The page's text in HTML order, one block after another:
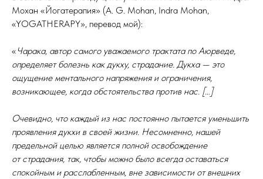
Мохан «Йогатерапия» (A. G. Mohan, Indra Mohan,
«YOGATHERAPY», перевод мой):
« Чарака, автор самого уважаемого трактата по Аюрведе,
определяет болезнь как дукху, страдание. Дукха — это
ощущение ментального напряжения и ограничения,
возникающее, когда обстоятельства против нас. […]
Очевидно, что каждый из нас постоянно пытается уменьшить
проявления дукхи в своей жизни. Несомненно, нашей
предельной целью является полной освобождение
от страдания, так, чтобы можно было всегда оставаться
спокойным и расслабленным, вне зависимости от внешних